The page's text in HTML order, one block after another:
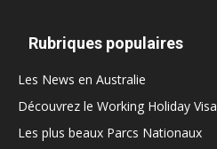
Rubriques populaires
Les News en Australie
Découvrez le Working Holiday Visa
Les plus beaux Parcs Nationaux